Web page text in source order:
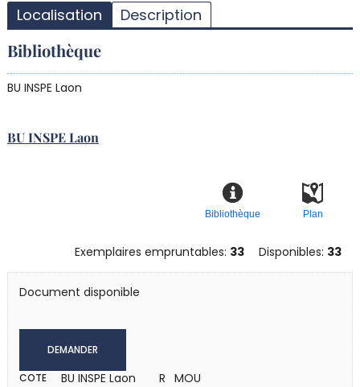
Localisation Description
Bibliothèque
BU INSPE Laon
BU INSPE Laon
Plan
Bibliothèque
Exemplaires empruntables: 33 Disponibles: 33
Document disponible
DEMANDER
COTE BU INSPE Laon R MOU